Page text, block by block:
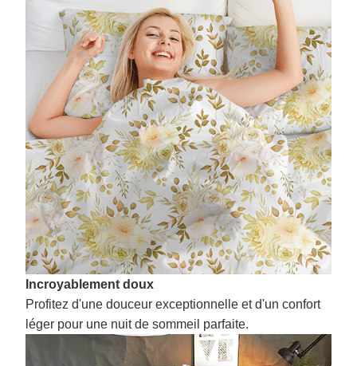
Incroyablement doux
Profitez d'une douceur exceptionnelle et d'un confort
léger pour une nuit de sommeil parfaite.